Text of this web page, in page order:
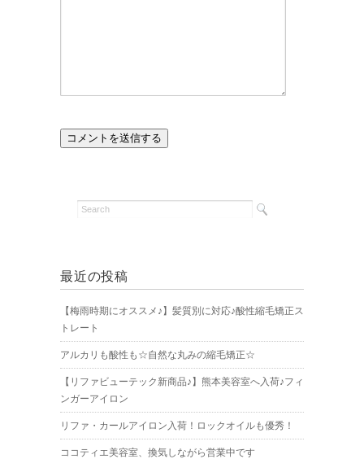
最近の投稿
【梅雨時期にオススメ♪】髪質別に対応♪酸性縮毛矯正ス
トレート
アルカリも酸性も☆自然な丸みの縮毛矯正☆
【リファビューテック新商品♪】熊本美容室へ入荷♪フィ
ンガーアイロン
リファ・カールアイロン入荷！ロックオイルも優秀！
ココティエ美容室、換気しながら営業中です